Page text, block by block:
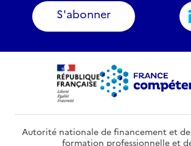
S'abonner
Autorité nationale de financement et
formation professionnelle et